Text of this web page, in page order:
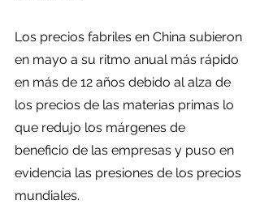
Los precios fabriles en China subieron
en mayo a su ritmo anual más rápido
en más de 12 años debido al alza de
los precios de las materias primas lo
que redujo los márgenes de
beneficio de las empresas y puso en
evidencia las presiones de los precios
mundiales.